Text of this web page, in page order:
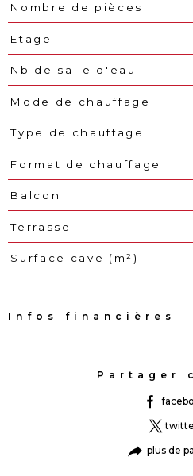
Nombre de pièces
Etage
Nb de salle d'eau
Mode de chauffage
Type de chauffage
Format de chauffage
Balcon
Terrasse
Surface cave (m²)
Infos financières
Partager
plus de